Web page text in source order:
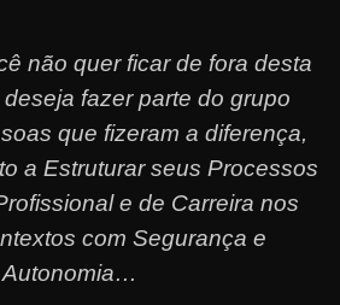
não quer ficar de fora desta
fazer parte do grupo
que fizeram a diferença,
a Estruturar seus Processos
e de Carreira nos
com Segurança e
Autonomia…